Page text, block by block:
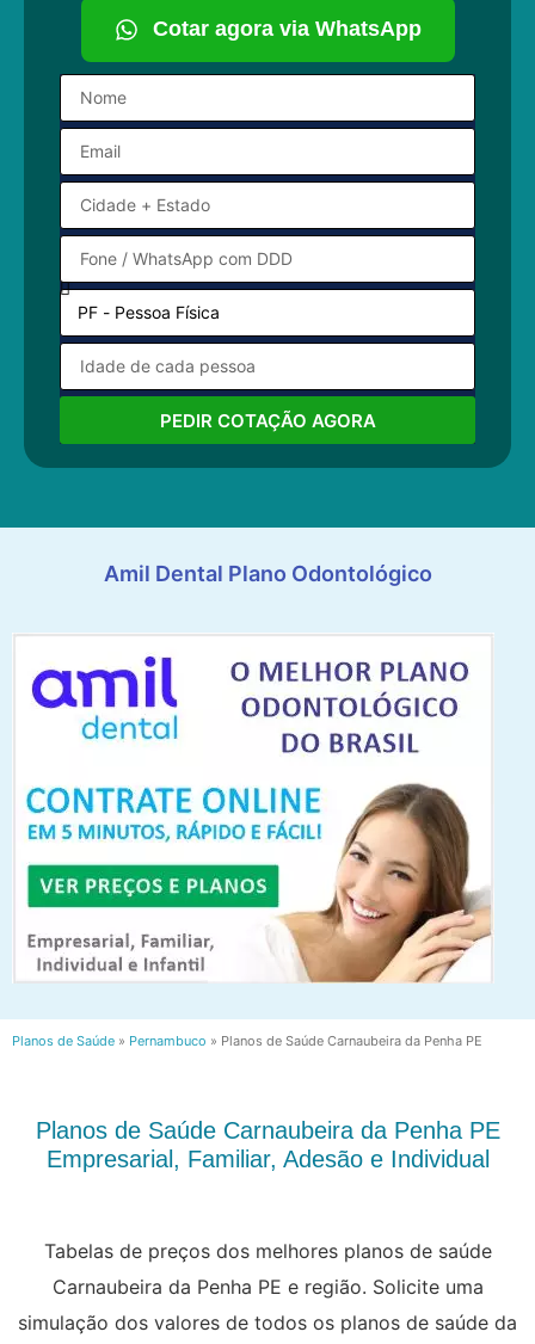
Cotar agora via WhatsApp
PEDIR COTAÇÃO AGORA
Amil Dental Plano Odontológico
Planos de Saúde » Pernambuco » Planos de Saúde Carnaubeira da Penha PE
Planos de Saúde Carnaubeira da Penha PE
Empresarial, Familiar, Adesão e Individual
Tabelas de preços dos melhores planos de saúde
Carnaubeira da Penha PE e região. Solicite uma
simulação dos valores de todos os planos de saúde da